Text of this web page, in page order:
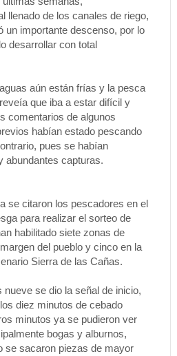
llenado de los canales de riego,
un importante descenso, por lo
desarrollar con total
aún están frías y la pesca
que iba a estar difícil y
comentarios de algunos
habían estado pescando
pues se habían
abundantes capturas.
se citaron los pescadores en el
para realizar el sorteo de
habilitado siete zonas de
del pueblo y cinco en la
Sierra de las Cañas.
nueve se dio la señal de inicio,
diez minutos de cebado
minutos ya se pudieron ver
bogas y alburnos,
se sacaron piezas de mayor